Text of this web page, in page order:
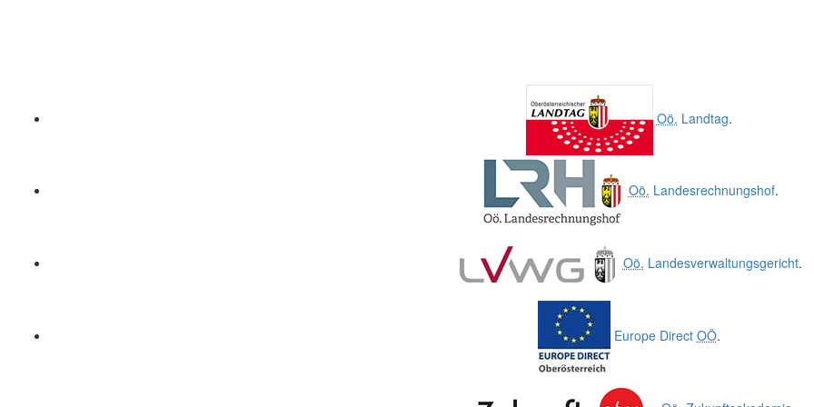
Oö. Landtag.
Oö. Landesrechnungshof.
Oö. Landesverwaltungsgericht.
Europe Direct OÖ.